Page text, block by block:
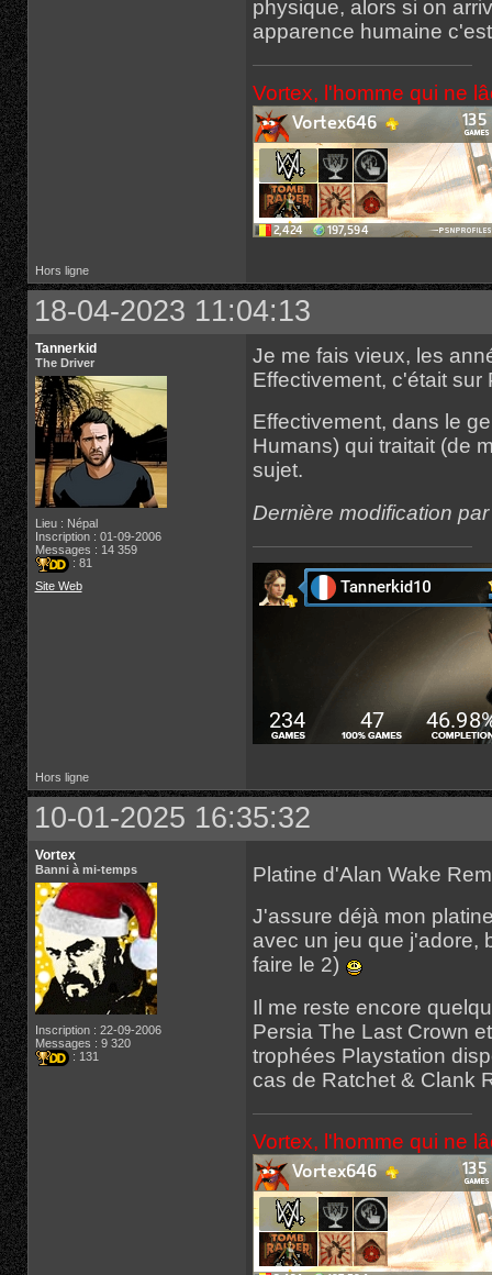
physique, alors si on
apparence humaine
Vortex, l'homme qui ne
Hors ligne
18-04-2023 11:04:13
Tannerkid
The Driver
Lieu : Népal
Inscription : 01-09-2006
Messages : 14 359
: 81
Site Web
Je me fais vieux, les
Effectivement, c'était
Effectivement, dans le
Humans) qui traitait (de
sujet.
Dernière modification
Hors ligne
10-01-2025 16:35:32
Vortex
Banni à mi-temps
Inscription : 22-09-2006
Messages : 9 320
: 131
Platine d'Alan Wake
J'assure déjà mon
avec un jeu que j'adore,
faire le 2)
Il me reste encore
Persia The Last Crown
trophées Playstation
cas de Ratchet & Clank
Vortex, l'homme qui ne